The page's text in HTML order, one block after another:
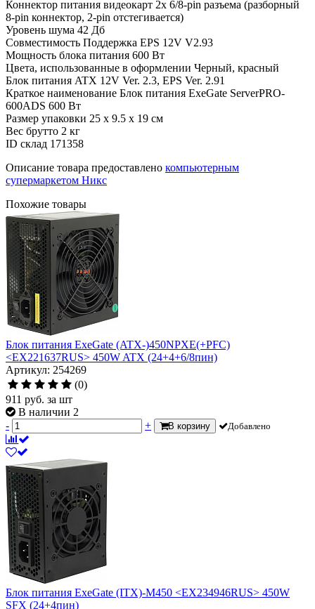
Коннектор питания видеокарт 2x 6/8-pin разъема (разборный
8-pin коннектор, 2-pin отстегивается)
Уровень шума 42 Дб
Совместимость Поддержка EPS 12V V2.93
Мощность блока питания 600 Вт
Цвета, использованные в оформлении Черный, красный
Блок питания ATX 12V Ver. 2.3, EPS Ver. 2.91
Краткое наименование Блок питания ExeGate ServerPRO-
600ADS 600 Вт
Размер упаковки 25 x 9.5 x 19 см
Вес брутто 2 кг
ID склад 171358
Описание товара предоставлено компьютерным
супермаркетом Никс
Похожие товары
Блок питания ExeGate (ATX-)450NPXE(+PFC)
<EX221637RUS> 450W ATX (24+4+6/8пин)
Артикул: 254269
(0)
911 руб. за шт
В наличии 2
-
+ В корзину Добавлено
Блок питания ExeGate (ITX)-M450 <EX234946RUS> 450W
SFX (24+4пин)